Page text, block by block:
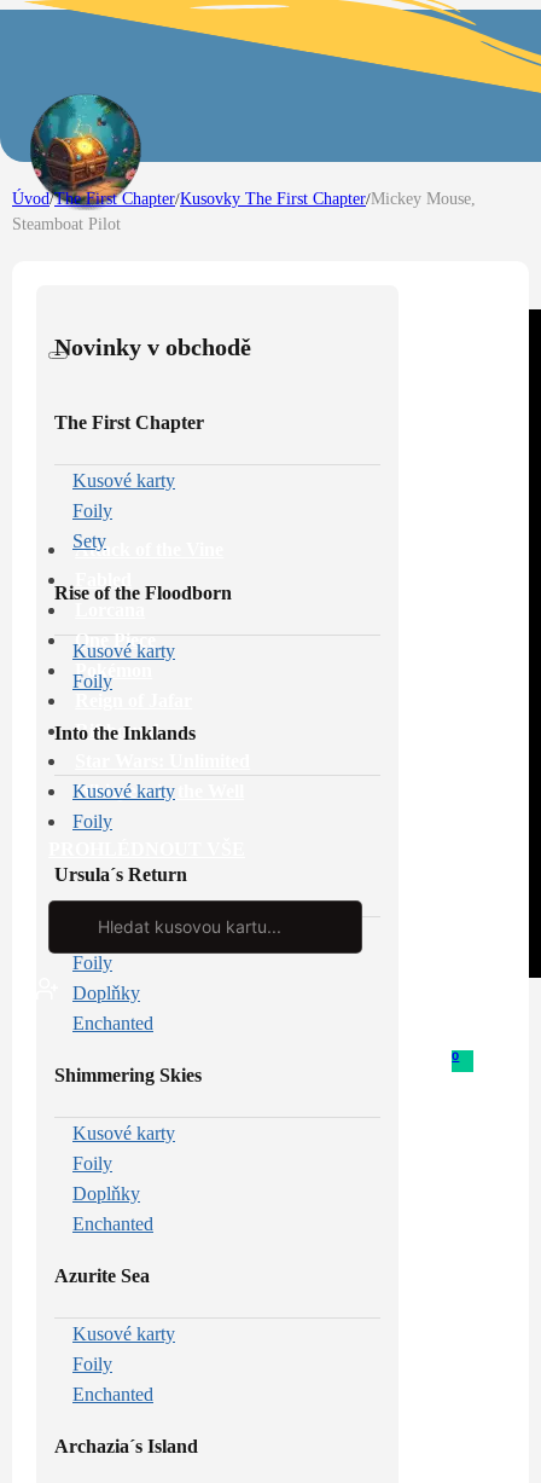
Attack of the Vine
One Piece
Pokémon
Riftbound
Whispers in the Well
Search
0
Úvod/The First Chapter/Kusovky The First Chapter/Mickey Mouse,
Steamboat Pilot
Novinky v obchodě
The First Chapter
Kusové karty
Foily
Sety
Rise of the Floodborn
Kusové karty
Foily
Into the Inklands
Kusové karty
Foily
Ursula´s Return
Kusové karty
Foily
Doplňky
Enchanted
Shimmering Skies
Kusové karty
Foily
Doplňky
Enchanted
Azurite Sea
Kusové karty
Foily
Enchanted
Archazia´s Island